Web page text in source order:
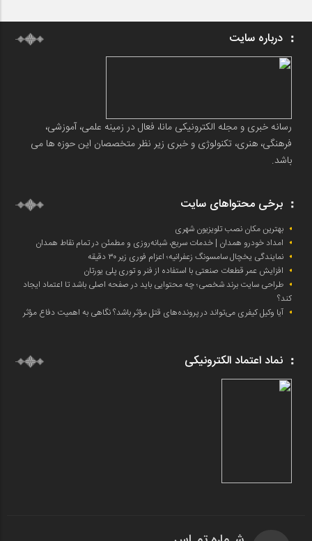
درباره سایت
رسانه خبری و مجله الکترونیکی مانا، فعال در زمینه علمی، آموزشی،
فرهنگی، هنری، تکنولوژی و خبری زیر نظر متخصصان این حوزه ها می
باشد.
برخی محتواهای سایت
بهترین مکان نصب تلویزیون شهری
امداد خودرو همدان | خدمات سریع، شبانه‌روزی و مطمئن در تمام نقاط همدان
نمایندگی یخچال سامسونگ زعفرانیه؛ اعزام فوری زیر ۳۰ دقیقه
افزایش عمر قطعات صنعتی با استفاده از فنر و توری پلی یورتان
طراحی سایت برند شخصی؛ چه محتوایی باید در صفحه اصلی باشد تا اعتماد ایجاد
کند؟
آیا وکیل کیفری می‌تواند در پرونده‌های قتل مؤثر باشد؟ نگاهی به اهمیت دفاع مؤثر
نماد اعتماد الکترونیکی